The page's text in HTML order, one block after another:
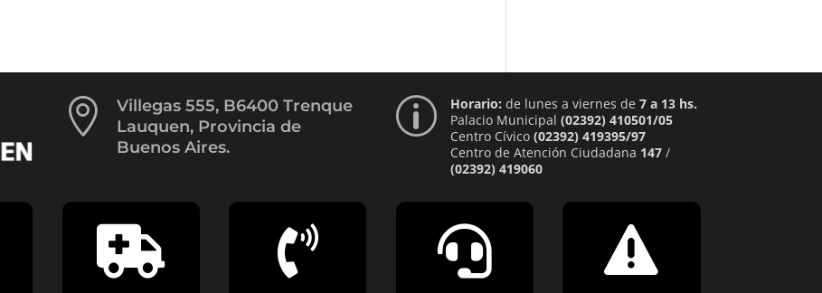

Villegas 555, B6400 Trenque
Lauquen, Provincia de
Buenos Aires.
p Horario: de lunes a viernes de 7 a 13 hs.
Palacio Municipal (02392) 410501/05
Centro Cívico (02392) 419395/97
Centro de Atención Ciudadana 147/
(02392) 419060
   